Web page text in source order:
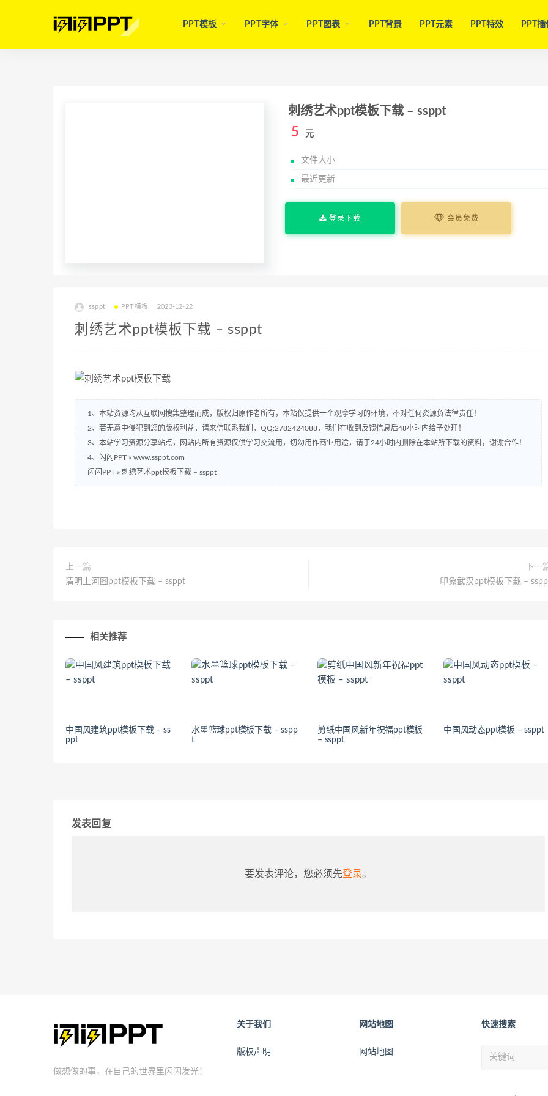
PPT模板 PPT字体 PPT图表 PPT背景 PPT元素 PPT特效 PPT插
刺绣艺术ppt模板下载 – ssppt
5 元
文件大小
最近更新
登录下载 会员免费
ssppt PPT模板 2023-12-22
刺绣艺术ppt模板下载 – ssppt
1、本站资源均从互联网搜集整理而成，版权归原作者所有，本站仅提供一个观摩学习的环境，不对任何资源负法律责任！
2、若无意中侵犯到您的版权利益，请来信联系我们，QQ:2782424088，我们在收到反馈信息后48小时内给予处理！
3、本站学习资源分享站点，网站内所有资源仅供学习交流用，切勿用作商业用途，请于24小时内删除在本站所下载的资料，谢谢合作！
4、闪闪PPT » www.ssppt.com
闪闪PPT » 刺绣艺术ppt模板下载 – ssppt
上一篇
清明上河图ppt模板下载 – ssppt
下一
印象武汉ppt模板下载 –
相关推荐
中国风建筑ppt模板下载 – ss
ppt
水墨篮球ppt模板下载 – sspp
t
剪纸中国风新年祝福ppt模板
– ssppt
中国风动态ppt模板 – ssppt
发表回复
要发表评论，您必须先登录。
做想做的事，在自己的世界里闪闪发光！
关于我们
版权声明
网站地图
网站地图
快速搜索